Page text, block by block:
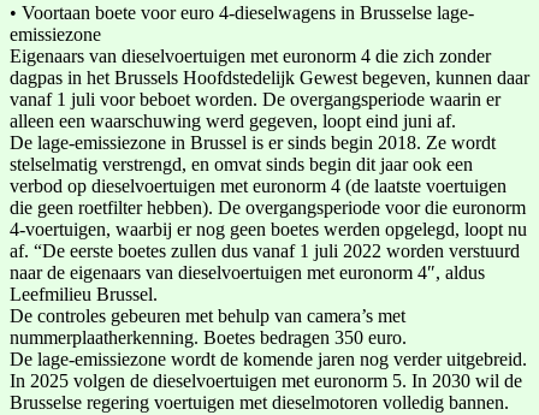
• Voortaan boete voor euro 4-dieselwagens in Brusselse lage-
emissiezone
Eigenaars van dieselvoertuigen met euronorm 4 die zich zonder
dagpas in het Brussels Hoofdstedelijk Gewest begeven, kunnen daar
vanaf 1 juli voor beboet worden. De overgangsperiode waarin er
alleen een waarschuwing werd gegeven, loopt eind juni af.
De lage-emissiezone in Brussel is er sinds begin 2018. Ze wordt
stelselmatig verstrengd, en omvat sinds begin dit jaar ook een
verbod op dieselvoertuigen met euronorm 4 (de laatste voertuigen
die geen roetfilter hebben). De overgangsperiode voor die euronorm
4-voertuigen, waarbij er nog geen boetes werden opgelegd, loopt nu
af. “De eerste boetes zullen dus vanaf 1 juli 2022 worden verstuurd
naar de eigenaars van dieselvoertuigen met euronorm 4″, aldus
Leefmilieu Brussel.
De controles gebeuren met behulp van camera’s met
nummerplaatherkenning. Boetes bedragen 350 euro.
De lage-emissiezone wordt de komende jaren nog verder uitgebreid.
In 2025 volgen de dieselvoertuigen met euronorm 5. In 2030 wil de
Brusselse regering voertuigen met dieselmotoren volledig bannen.